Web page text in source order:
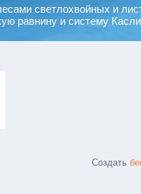
светлохвойных и
равнину и систему
Создать